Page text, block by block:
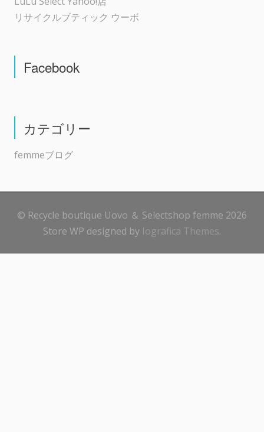
リサイクルブティック ウーボ
Facebook
カテゴリー
femmeブログ
© Recycle boutique Uovo ＆ Selectshop femme 2026
Store WP designed by Iografica Themes.